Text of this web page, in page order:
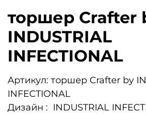
торшер Crafter
INDUSTRIAL
INFECTIONAL
Артикул: торшер Crafter by
INFECTIONAL
Дизайн : INDUSTRIAL